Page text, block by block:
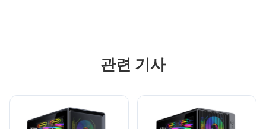
관련 기사